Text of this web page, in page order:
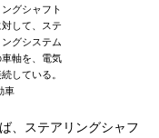
グシャフト
して、ステ
グシステム
軸を、電気
している。
車
、ステアリングシャフ